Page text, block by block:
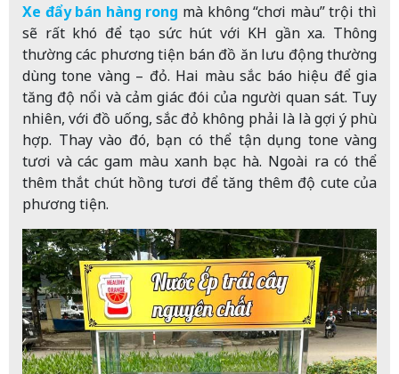
Xe đẩy bán hàng rong mà không “chơi màu” trội thì
sẽ rất khó để tạo sức hút với KH gần xa. Thông
thường các phương tiện bán đồ ăn lưu động thường
dùng tone vàng – đỏ. Hai màu sắc báo hiệu để gia
tăng độ nổi và cảm giác đói của người quan sát. Tuy
nhiên, với đồ uống, sắc đỏ không phải là là gợi ý phù
hợp. Thay vào đó, bạn có thể tận dụng tone vàng
tươi và các gam màu xanh bạc hà. Ngoài ra có thể
thêm thắt chút hồng tươi để tăng thêm độ cute của
phương tiện.